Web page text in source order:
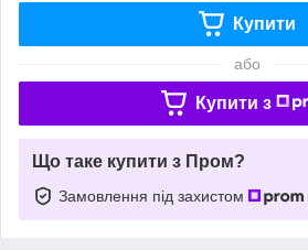
Купити
або
Купити з
Що таке купити з Пром?
Замовлення під захистом